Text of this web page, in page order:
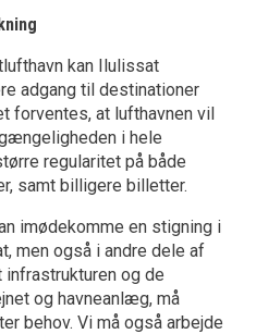
kan Ilulissat
adgang til destinationer
forventes, at lufthavnen vil
i hele
regularitet på både
samt billigere billetter.
imødekomme en stigning i
men også i andre dele af
infrastrukturen og de
og havneanlæg, må
behov. Vi må også arbejde